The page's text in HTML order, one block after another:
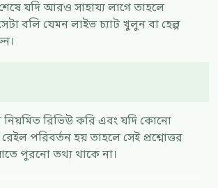
শেষে যদি আরও সাহায্য লাগে তাহলে
বলি যেমন লাইভ চ্যাট খুলুন বা হেল্প
রিভিউ করি এবং যদি কোনো
রেইল পরিবর্তন হয় তাহলে সেই প্রশ্নোত্তর
পুরনো তথ্য থাকে না।